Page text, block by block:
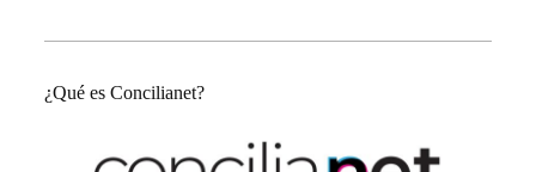
¿Qué es Concilianet?